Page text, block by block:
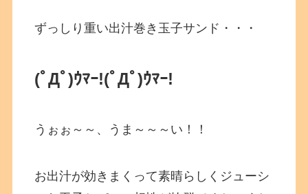
ずっしり重い出汁巻き玉子サンド・・・
(ﾟДﾟ)ｳﾏｰ!(ﾟДﾟ)ｳﾏｰ!
うぉぉ～～、うま～～～い！！
お出汁が効きまくって素晴らしくジューシ